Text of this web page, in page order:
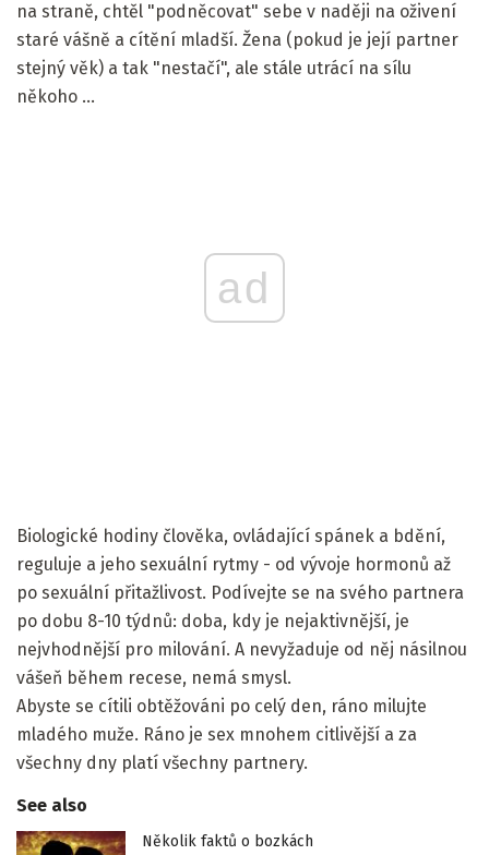
na straně, chtěl "podněcovat" sebe v naději na oživení
staré vášně a cítění mladší. Žena (pokud je její partner
stejný věk) a tak "nestačí", ale stále utrácí na sílu
někoho ...
ad
Biologické hodiny člověka, ovládající spánek a bdění,
reguluje a jeho sexuální rytmy - od vývoje hormonů až
po sexuální přitažlivost. Podívejte se na svého partnera
po dobu 8-10 týdnů: doba, kdy je nejaktivnější, je
nejvhodnější pro milování. A nevyžaduje od něj násilnou
vášeň během recese, nemá smysl.
Abyste se cítili obtěžováni po celý den, ráno milujte
mladého muže. Ráno je sex mnohem citlivější a za
všechny dny platí všechny partnery.
See also
Několik faktů o bozkách